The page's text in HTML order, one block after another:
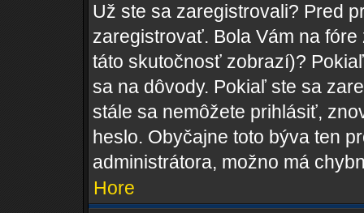
Už ste sa zaregistrovali? Pred
zaregistrovať. Bola Vám na
táto skutočnosť zobrazí)?
sa na dôvody. Pokiaľ ste sa
stále sa nemôžete prihlásiť,
heslo. Obyčajne toto býva ten
administrátora, možno má
Hore